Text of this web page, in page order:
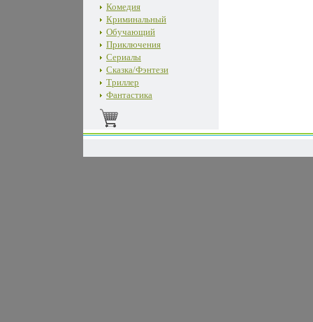
Комедия
Криминальный
Обучающий
Приключения
Сериалы
Сказка/Фэнтези
Триллер
Фантастика